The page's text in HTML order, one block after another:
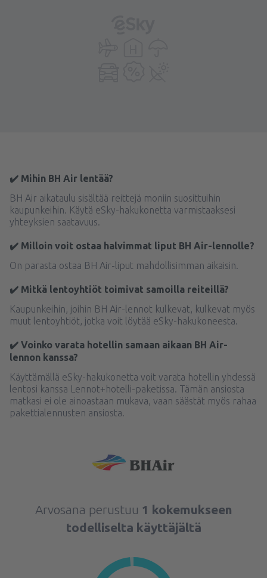
✔️ Mihin BH Air lentää?
BH Air aikataulu sisältää reittejä moniin suosittuihin
kaupunkeihin. Käytä eSky-hakukonetta varmistaaksesi
yhteyksien saatavuus.
✔️ Milloin voit ostaa halvimmat liput BH Air-lennolle?
On parasta ostaa BH Air-liput mahdollisimman aikaisin.
✔️ Mitkä lentoyhtiöt toimivat samoilla reiteillä?
Kaupunkeihin, joihin BH Air-lennot kulkevat, kulkevat myös
muut lentoyhtiöt, jotka voit löytää eSky-hakukoneesta.
✔️ Voinko varata hotellin samaan aikaan BH Air-
lennon kanssa?
Käyttämällä eSky-hakukonetta voit varata hotellin yhdessä
lentosi kanssa Lennot+hotelli-paketissa. Tämän ansiosta
matkasi ei ole ainoastaan mukava, vaan säästät myös rahaa
pakettialennusten ansiosta.
Arvosana perustuu 1 kokemukseen
todelliselta käyttäjältä